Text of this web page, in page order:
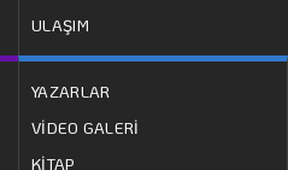
ULAŞIM
YAZARLAR
VİDEO GALERİ
KİTAP